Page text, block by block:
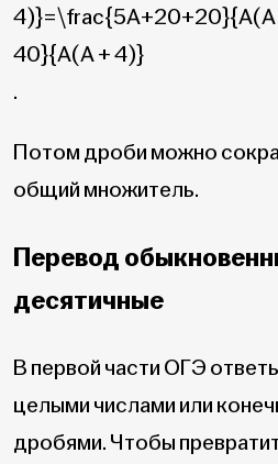
4)}=\frac{5A+20+20}{A(A
40}{A(A + 4)}
.
Потом дроби можно
общий множитель.
Перевод
десятичные
В первой части ОГЭ
целыми числами или
дробями. Чтобы